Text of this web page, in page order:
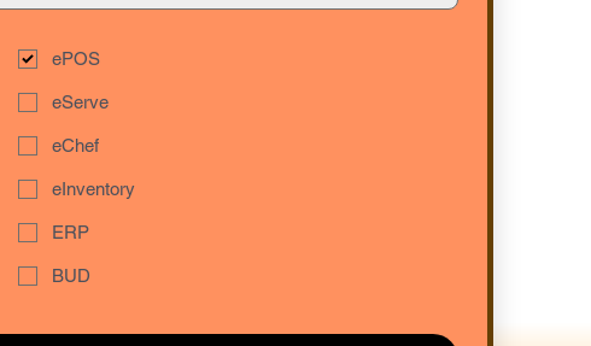
ePOS
eServe
eChef
eInventory
ERP
BUD